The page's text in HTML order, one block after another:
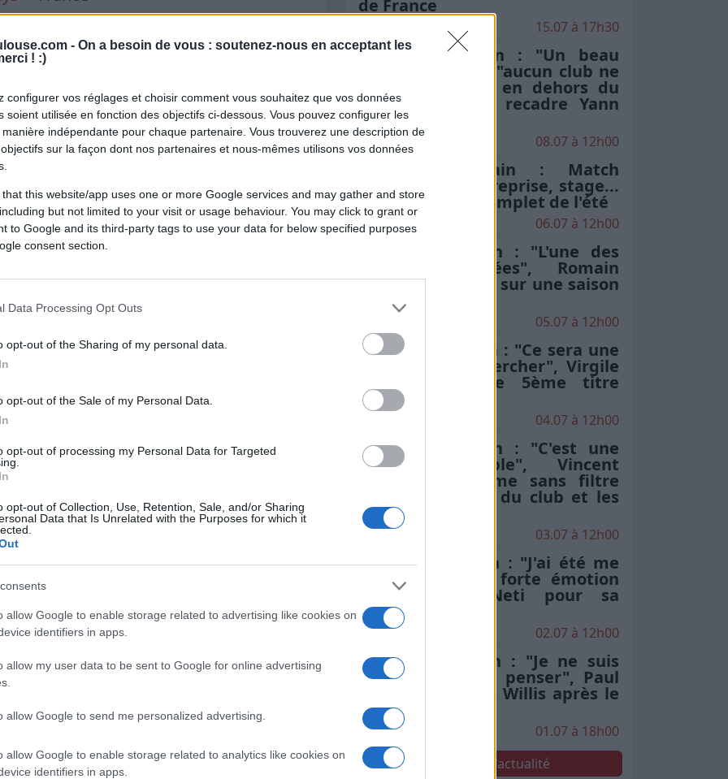
- On a besoin de vous : soutenez-nous en acceptant les
! :)
configurer vos réglages et choisir comment vous souhaitez que vos données
soient utilisée en fonction des objectifs ci-dessous. Vous pouvez configurer les
indépendante pour chaque partenaire. Vous trouverez une description de
sur la façon dont nos partenaires et nous-mêmes utilisons vos données
that this website/app uses one or more Google services and may gather and store
but not limited to your visit or usage behaviour. You may click to grant or
to Google and its third-party tags to use your data for below specified purposes
consent section.
Data Processing Opt Outs
opt-out of the Sharing of my personal data.
opt-out of the Sale of my Personal Data.
opt-out of processing my Personal Data for Targeted
opt-out of Collection, Use, Retention, Sale, and/or Sharing
Data that Is Unrelated with the Purposes for which it
allow Google to enable storage related to advertising like cookies on
identifiers in apps.
allow my user data to be sent to Google for online advertising
allow Google to send me personalized advertising.
allow Google to enable storage related to analytics like cookies on
identifiers in apps.
sociaux
Tiktok
Twitter
: Site officiel du club
et Gourgues de retour, joueurs
dimanche en Top 14
et prêt pour Guillaume Cramont,
très fiers de lui mais...", Julien
de Guillaume Cramont avec les
11.11 à 17h00
selon Fabien Galthié, le Toulousain
face à l'Afrique du Sud
prolonge jusqu'en 2030 avant
tout bénef", Romain Ntamack
l'avant", Guillaume Cramont parle
Toulon
de France
15.07 à 17h30
Stade Toulousain : "Un beau
champion" mais "aucun club ne
peut être placé en dehors du
cadre commun" recadre Yann
Roubert
08.07 à 12h00
Stade Toulousain : Match
amical, date de reprise, stage...
le programme complet de l'été
06.07 à 12h00
Stade Toulousain : "L'une des
plus compliquées", Romain
Ntamack revient sur une saison
"particulière"
05.07 à 12h00
Stade Toulousain : "Ce sera une
chose à aller chercher", Virgile
Lacombe sur le 5ème titre
d'affilée
04.07 à 12h00
Stade Toulousain : "C'est une
secte incroyable", Vincent
Moscato s'exprime sans filtre
sur l'hégémonie du club et les
critiques
03.07 à 12h00
Stade Toulousain : "J'ai été me
le chercher", la forte émotion
de Rodrigue Neti pour sa
200ème en finale
02.07 à 12h00
Stade Toulousain : "Je ne suis
pas le seul à le penser", Paul
Graou sacre Jack Willis après le
Brennus
01.07 à 18h00
Voir toute l'actualité